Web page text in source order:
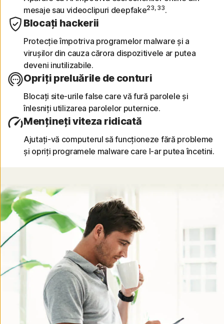
Securizați-vă calendarul
Identificați invitațiile din Calendarul iOS, care
conțin linkuri riscante ce pot compromite
informațiile.
mesaje sau videoclipuri deepfake23, 33.
Blocați hackerii
Protecție împotriva programelor malware și a
virușilor din cauza cărora dispozitivele ar putea
deveni inutilizabile.
Opriți preluările de conturi
Blocați site-urile false care vă fură parolele și
înlesniți utilizarea parolelor puternice.
Mențineți viteza ridicată
Ajutați-vă computerul să funcționeze fără probleme
și opriți programele malware care l-ar putea încetini.